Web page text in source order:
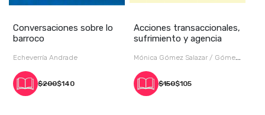
Conversaciones sobre lo
barroco
Echeverría Andrade
$200$140
Acciones transaccionales,
sufrimiento y agencia
Mónica Gómez Salazar / Gómez
Salazar
$150$105